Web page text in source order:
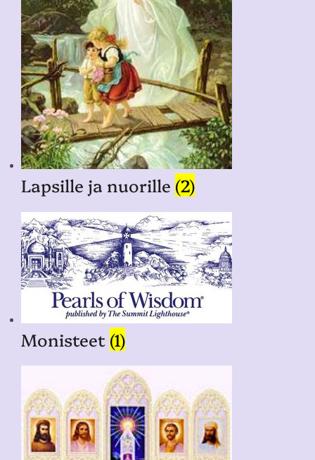
Lapsille ja nuorille (2)
Monisteet (1)